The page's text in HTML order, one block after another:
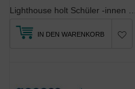
IN DEN WARENKORB